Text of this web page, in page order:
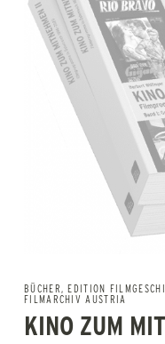
BÜCHER,EDITION
FILMARCHIV AUSTRIA
KINO ZUM